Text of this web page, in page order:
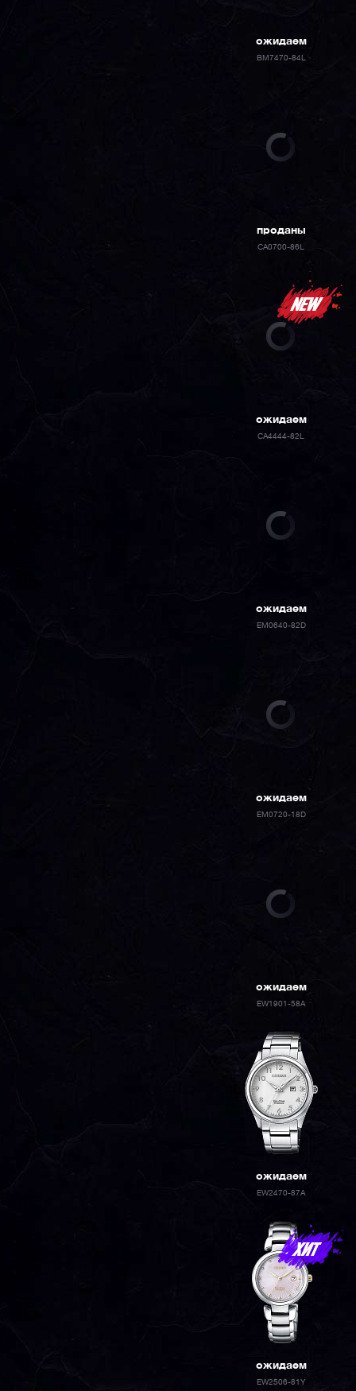
ожидаем
BM7470-84L
проданы
CA0700-86L
ожидаем
CA4444-82L
ожидаем
EM0640-82D
ожидаем
EM0720-18D
ожидаем
EW1901-58A
ожидаем
EW2470-87A
ожидаем
EW2506-81Y